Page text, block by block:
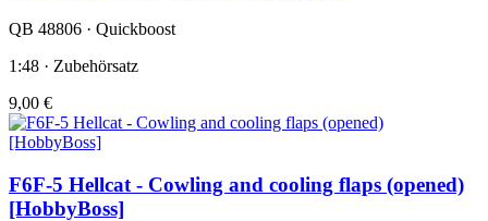
QB 48806 · Quickboost
1:48 · Zubehörsatz
9,00 €
F6F-5 Hellcat - Cowling and cooling flaps (opened)
[HobbyBoss]